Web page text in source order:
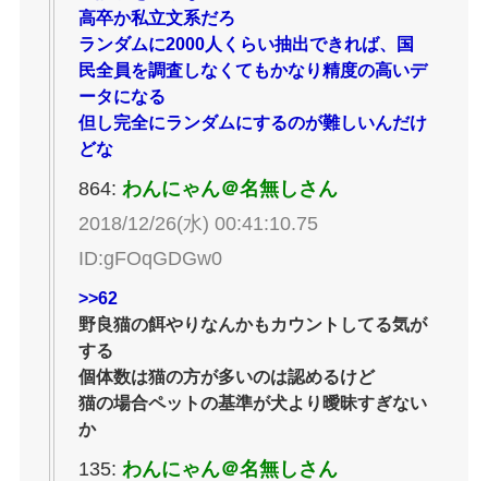
高卒か私立文系だろ
ランダムに2000人くらい抽出できれば、国
民全員を調査しなくてもかなり精度の高いデ
ータになる
但し完全にランダムにするのが難しいんだけ
どな
864: わんにゃん＠名無しさん
2018/12/26(水) 00:41:10.75
ID:gFOqGDGw0
>>62
野良猫の餌やりなんかもカウントしてる気が
する
個体数は猫の方が多いのは認めるけど
猫の場合ペットの基準が犬より曖昧すぎない
か
135: わんにゃん＠名無しさん